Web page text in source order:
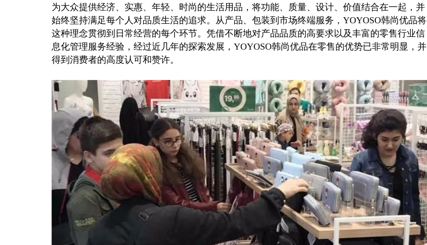
为大众提供经济、实惠、年轻、时尚的生活用品，将功能、质量、设计、价值结合在一起，并
始终坚持满足每个人对品质生活的追求。从产品、包装到市场终端服务，YOYOSO韩尚优品将
这种理念贯彻到日常经营的每个环节。凭借不断地对产品品质的高要求以及丰富的零售行业信
息化管理服务经验，经过近几年的探索发展，YOYOSO韩尚优品在零售的优势已非常明显，并
得到消费者的高度认可和赞许。